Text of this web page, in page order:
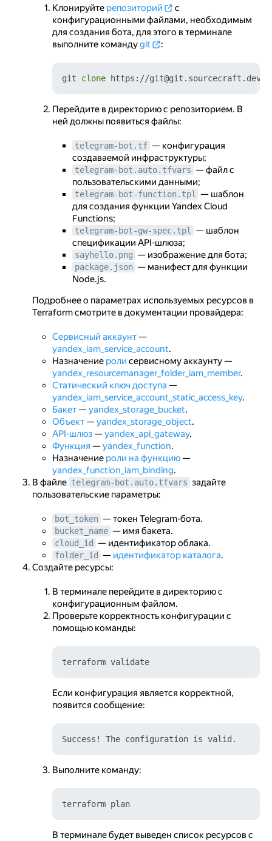
Клонируйте репозиторий
с
конфигурационными файлами, необходимым
для создания бота, для этого в терминале
выполните командуgit :
git clone
Перейдите в директорию с репозиторием. В
ней должны появиться файлы:
telegram-bot.tf — конфигурация
создаваемой инфраструктуры;
telegram-bot.auto.tfvars — файл с
пользовательскими данными;
telegram-bot-function.tpl
— шаблон
для создания функции Yandex Cloud
Functions;
telegram-bot-gw-spec.tpl
— шаблон
спецификации API-шлюза;
sayhello.png — изображение для бота;
package.json — манифест для функции
Node.js.
Подробнее о параметрах используемых ресурсов в
Terraform смотрите в документации провайдера:
Сервисный аккаунт—
yandex_iam_service_account.
Назначение роли сервисному аккаунту —
yandex_resourcemanager_folder_iam_member.
Статический ключ доступа —
yandex_iam_service_account_static_access_key.
Бакет—yandex_storage_bucket.
Объект—yandex_storage_object.
API-шлюз—yandex_api_gateway.
Функция —yandex_function.
Назначение роли на функцию—
yandex_function_iam_binding.
В файле telegram-bot.auto.tfvars задайте
пользовательские параметры:
bot_token — токен Telegram-бота.
bucket_name — имя бакета.
cloud_id — идентификатор облака.
folder_id — идентификатор каталога.
Создайте ресурсы:
В терминале перейдите в директорию с
конфигурационным файлом.
Проверьте корректность конфигурации с
помощью команды:
Если конфигурация является корректной,
появится сообщение:
Выполните команду:
В терминале будет выведен список ресурсов с